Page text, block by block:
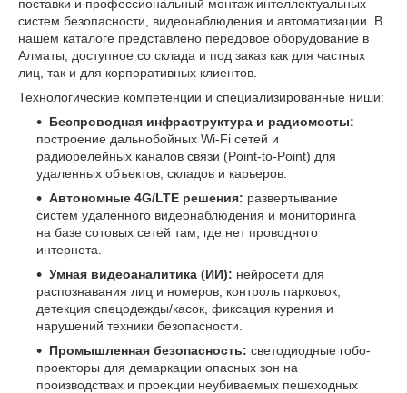
поставки и профессиональный монтаж интеллектуальных
систем безопасности, видеонаблюдения и автоматизации. В
нашем каталоге представлено передовое оборудование в
Алматы, доступное со склада и под заказ как для частных
лиц, так и для корпоративных клиентов.
Технологические компетенции и специализированные ниши:
Беспроводная инфраструктура и радиомосты:
построение дальнобойных Wi-Fi сетей и
радиорелейных каналов связи (Point-to-Point) для
удаленных объектов, складов и карьеров.
Автономные 4G/LTE решения: развертывание
систем удаленного видеонаблюдения и мониторинга
на базе сотовых сетей там, где нет проводного
интернета.
Умная видеоаналитика (ИИ): нейросети для
распознавания лиц и номеров, контроль парковок,
детекция спецодежды/касок, фиксация курения и
нарушений техники безопасности.
Промышленная безопасность: светодиодные гобо-
проекторы для демаркации опасных зон на
производствах и проекции неубиваемых пешеходных